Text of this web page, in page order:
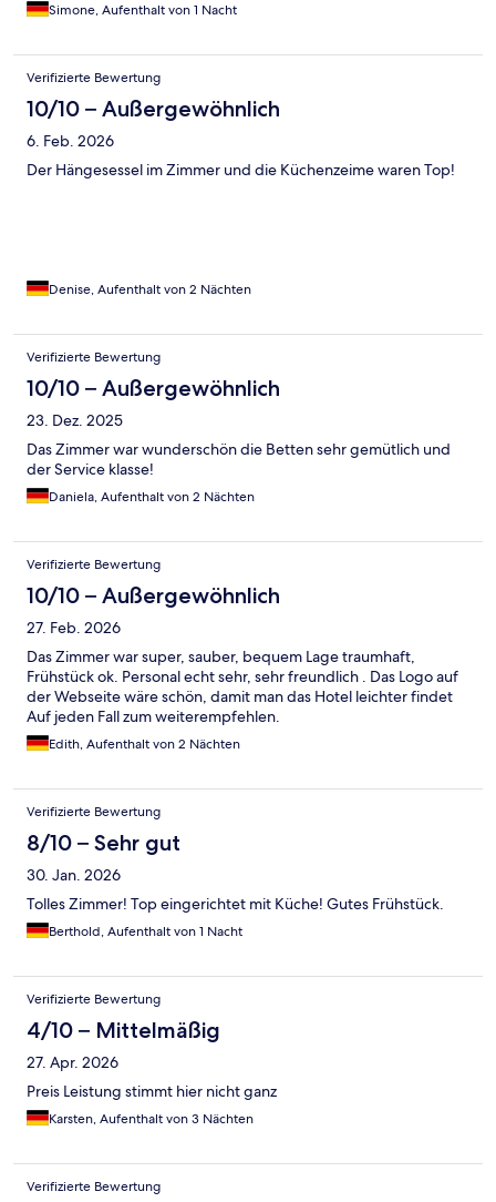
Simone, Aufenthalt von 1 Nacht
Verifizierte Bewertung
10/10 – Außergewöhnlich
6. Feb. 2026
Der Hängesessel im Zimmer und die Küchenzeime waren Top!
Denise, Aufenthalt von 2 Nächten
Verifizierte Bewertung
10/10 – Außergewöhnlich
23. Dez. 2025
Das Zimmer war wunderschön die Betten sehr gemütlich und
der Service klasse!
Daniela, Aufenthalt von 2 Nächten
Verifizierte Bewertung
10/10 – Außergewöhnlich
27. Feb. 2026
Das Zimmer war super, sauber, bequem Lage traumhaft,
Frühstück ok. Personal echt sehr, sehr freundlich . Das Logo auf
der Webseite wäre schön, damit man das Hotel leichter findet
Auf jeden Fall zum weiterempfehlen.
Edith, Aufenthalt von 2 Nächten
Verifizierte Bewertung
8/10 – Sehr gut
30. Jan. 2026
Tolles Zimmer! Top eingerichtet mit Küche! Gutes Frühstück.
Berthold, Aufenthalt von 1 Nacht
Verifizierte Bewertung
4/10 – Mittelmäßig
27. Apr. 2026
Preis Leistung stimmt hier nicht ganz
Karsten, Aufenthalt von 3 Nächten
Verifizierte Bewertung